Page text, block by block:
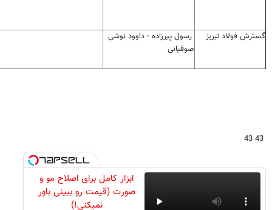
گسترش فولاد تبریز
رسول پیرزاده - داوود نوشی
صوفیانی
ابزار کامل برای اصلاح مو و
صورت (قیمت رو ببینی باور
نمیکنی!)